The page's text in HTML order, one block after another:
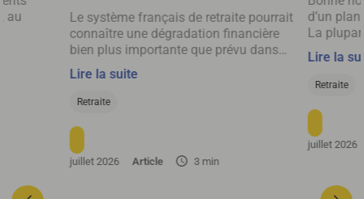
au
Le système français de retraite pourrait
connaître une dégradation financière
bien plus importante que prévu dans
les prochaines décennies, selon les
nouvelles projections du Conseil
d’orientation des retraites.
Lire la suite
Retraite
juillet 2026 Article 3 min
d’un
La
selon un
Lire la
Retraite
juillet 2026